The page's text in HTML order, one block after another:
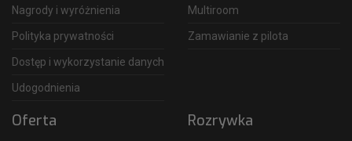
Nagrody i wyróżnienia
Polityka prywatności
Dostęp i wykorzystanie danych
Udogodnienia
Multiroom
Zamawianie z pilota
Oferta Rozrywka